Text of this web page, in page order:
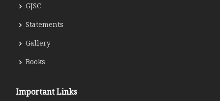
GJSC
Statements
Gallery
Books
Important Links